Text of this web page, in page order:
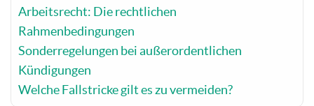
Arbeitsrecht: Die rechtlichen
Rahmenbedingungen
Sonderregelungen bei außerordentlichen
Kündigungen
Welche Fallstricke gilt es zu vermeiden?